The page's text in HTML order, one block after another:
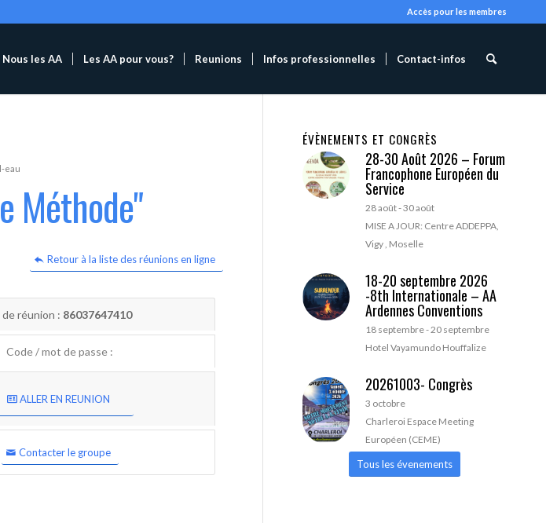
Accès pour les membres
Nous les AA Les AA pour vous? Reunions Infos professionnelles Contact-infos
eau
Méthode"
Retour à la liste des réunions en ligne
de réunion : 86037647410
Code / mot de passe :
ALLER EN REUNION
Contacter le groupe
ÉVÈNEMENTS ET CONGRÈS
28-30 Août 2026 – Forum
Francophone Européen du
Service
28 août-30 août
MISE A JOUR: Centre ADDEPPA,
Vigy , Moselle
18-20 septembre 2026
-8th Internationale – AA
Ardennes Conventions
18 septembre-20 septembre
Hotel Vayamundo Houffalize
20261003- Congrès
3 octobre
Charleroi Espace Meeting
Européen (CEME)
Tous les évenements